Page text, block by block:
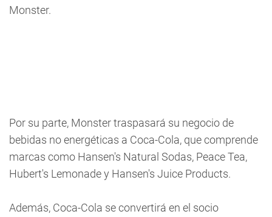
Monster.
Por su parte, Monster traspasará su negocio de
bebidas no energéticas a Coca-Cola, que comprende
marcas como Hansen's Natural Sodas, Peace Tea,
Hubert's Lemonade y Hansen's Juice Products.
Además, Coca-Cola se convertirá en el socio